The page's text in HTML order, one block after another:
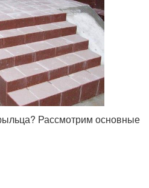
Рассмотрим основные